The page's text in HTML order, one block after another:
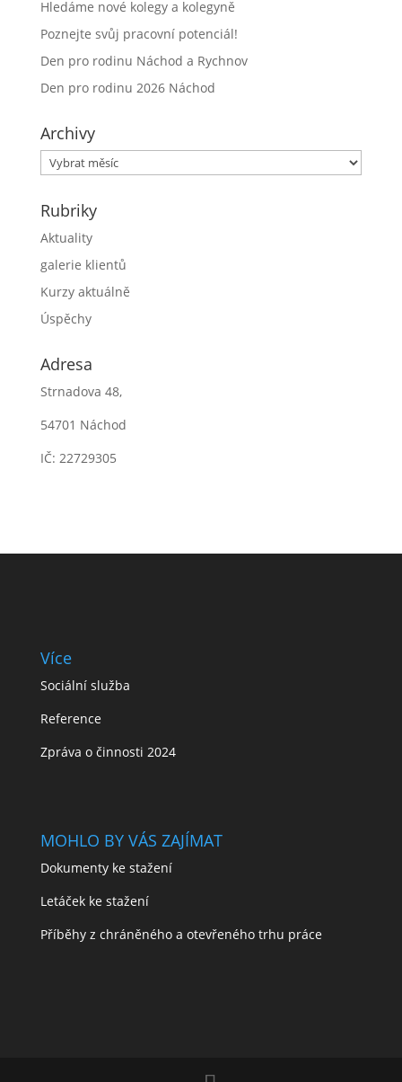
Hledáme nové kolegy a kolegyně
Poznejte svůj pracovní potenciál!
Den pro rodinu Náchod a Rychnov
Den pro rodinu 2026 Náchod
Archivy
Archivy
Rubriky
Aktuality
galerie klientů
Kurzy aktuálně
Úspěchy
Adresa
Strnadova 48,
54701 Náchod
IČ: 22729305
Více
Sociální služba
Reference
Zpráva o činnosti 2024
MOHLO BY VÁS ZAJÍMAT
Dokumenty ke stažení
Letáček ke stažení
Příběhy z chráněného a otevřeného trhu práce